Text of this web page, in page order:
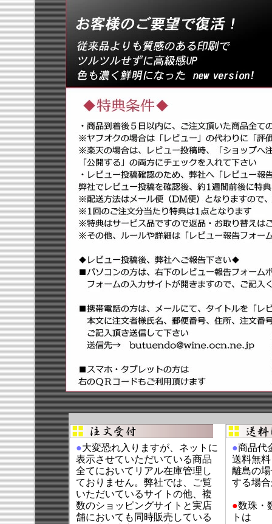
●大変恐れ入りますが、ネットに
表示させていただいている商品
全てにおいてリアル在庫管理し
ておりません。弊社では、ご覧
いただいているサイトの他、複
数のショッピングサイトと実店
舗においても同時販売している
●商品代
送料無
離島の
する場
●数珠・
トは